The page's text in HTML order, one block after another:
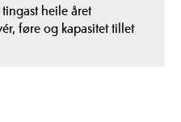
heile året
føre og kapasitet tillet